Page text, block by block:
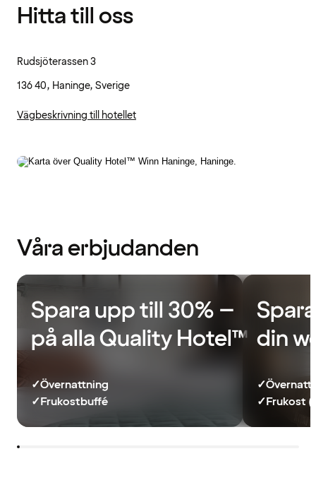
Hitta till oss
Rudsjöterassen 3
136 40, Haninge, Sverige
Vägbeskrivning till hotellet
Våra erbjudanden
Spara upp till 30% –
på alla Quality Hotel™
✓Övernattning
✓Frukostbuffé
din
✓
✓Frukost